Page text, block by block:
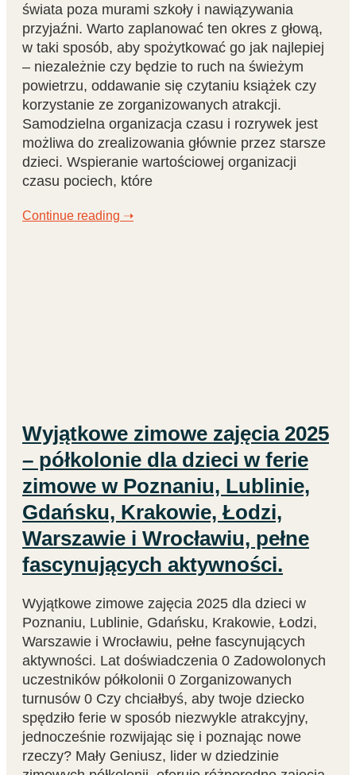
świata poza murami szkoły i nawiązywania
przyjaźni. Warto zaplanować ten okres z głową,
w taki sposób, aby spożytkować go jak najlepiej
– niezależnie czy będzie to ruch na świeżym
powietrzu, oddawanie się czytaniu książek czy
korzystanie ze zorganizowanych atrakcji.
Samodzielna organizacja czasu i rozrywek jest
możliwa do zrealizowania głównie przez starsze
dzieci. Wspieranie wartościowej organizacji
czasu pociech, które
Continue reading ➝
Wyjątkowe zimowe zajęcia 2025
– półkolonie dla dzieci w ferie
zimowe w Poznaniu, Lublinie,
Gdańsku, Krakowie, Łodzi,
Warszawie i Wrocławiu, pełne
fascynujących aktywności.
Wyjątkowe zimowe zajęcia 2025 dla dzieci w
Poznaniu, Lublinie, Gdańsku, Krakowie, Łodzi,
Warszawie i Wrocławiu, pełne fascynujących
aktywności. Lat doświadczenia 0 Zadowolonych
uczestników półkolonii 0 Zorganizowanych
turnusów 0 Czy chciałbyś, aby twoje dziecko
spędziło ferie w sposób niezwykle atrakcyjny,
jednocześnie rozwijając się i poznając nowe
rzeczy? Mały Geniusz, lider w dziedzinie